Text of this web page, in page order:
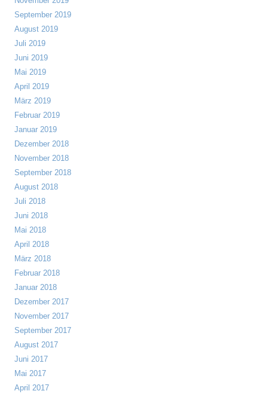
September 2019
August 2019
Juli 2019
Juni 2019
Mai 2019
April 2019
März 2019
Februar 2019
Januar 2019
Dezember 2018
November 2018
September 2018
August 2018
Juli 2018
Juni 2018
Mai 2018
April 2018
März 2018
Februar 2018
Januar 2018
Dezember 2017
November 2017
September 2017
August 2017
Juni 2017
Mai 2017
April 2017